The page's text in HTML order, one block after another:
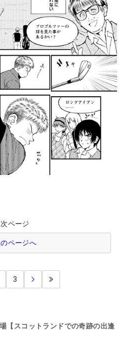
次ページ
ページへ
3
【スコットランドでの奇跡の出逢